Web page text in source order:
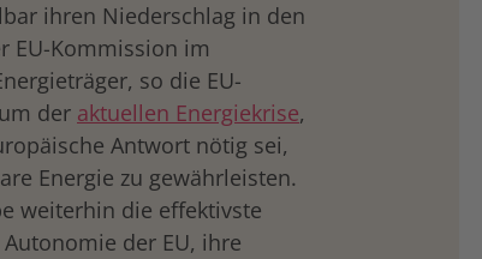
ihren Niederschlag in den
EU-Kommission im
so die EU-
der aktuellen Energiekrise,
Antwort nötig sei,
Energie zu gewährleisten.
weiterhin die effektivste
der EU, ihre